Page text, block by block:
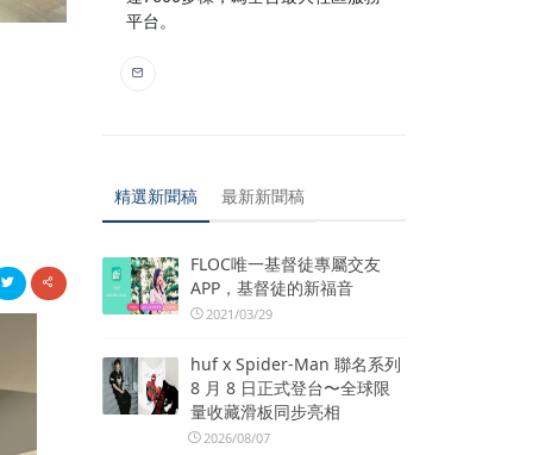
平台。
精選新聞稿 最新新聞稿
FLOC唯一基督徒專屬交友
APP，基督徒的新福音
2021/03/29
huf x Spider-Man 聯名系列
8 月 8 日正式登台〜全球限
量收藏滑板同步亮相
2026/08/07